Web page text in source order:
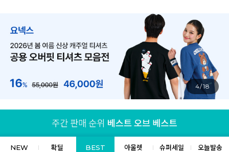
4/18
NEW 확딜 BEST 아울렛 슈퍼세일 오늘발송